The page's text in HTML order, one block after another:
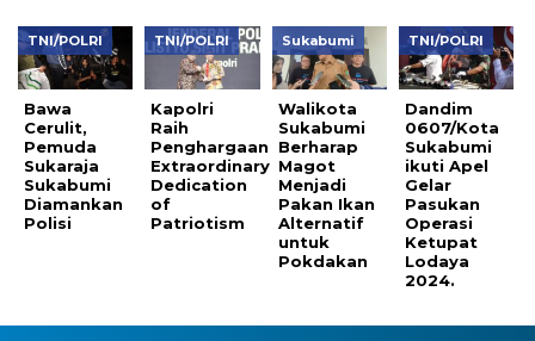
TNI/POLRI
Bawa
Cerulit,
Pemuda
Sukaraja
Sukabumi
Diamankan
Polisi
TNI/POLRI
Kapolri
Raih
Penghargaan
Extraordinary
Dedication
of
Patriotism
Sukabumi
Walikota
Sukabumi
Berharap
Magot
Menjadi
Pakan Ikan
Alternatif
untuk
Pokdakan
TNI/POLRI
Dandim
0607/Kota
Sukabumi
ikuti Apel
Gelar
Pasukan
Operasi
Ketupat
Lodaya
2024.